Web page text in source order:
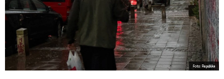
Foto: Republika